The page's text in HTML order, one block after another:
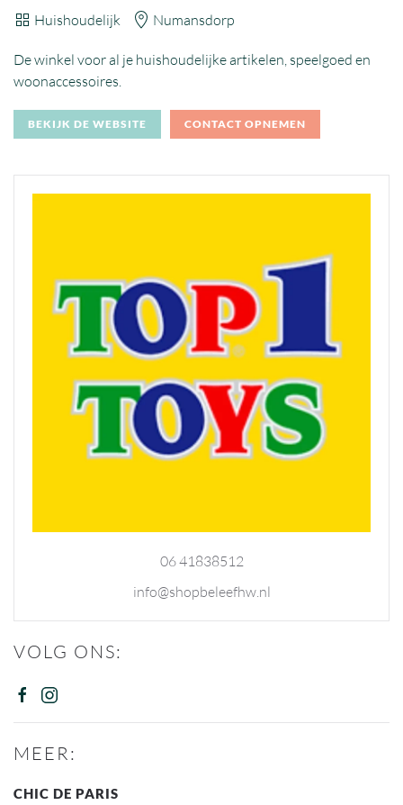
Huishoudelijk Numansdorp
De winkel voor al je huishoudelijke artikelen, speelgoed en
woonaccessoires.
BEKIJK DE WEBSITE CONTACT OPNEMEN
06 41838512
info@shopbeleefhw.nl
VOLG ONS:
MEER:
CHIC DE PARIS